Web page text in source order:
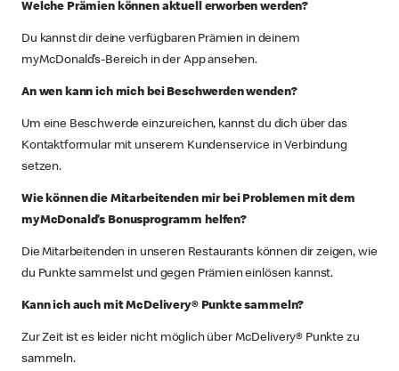
Welche Prämien können aktuell erworben werden?
Du kannst dir deine verfügbaren Prämien in deinem
myMcDonald’s-Bereich in der App ansehen.
An wen kann ich mich bei Beschwerden wenden?
Um eine Beschwerde einzureichen, kannst du dich über das
Kontaktformular mit unserem Kundenservice in Verbindung
setzen.
Wie können die Mitarbeitenden mir bei Problemen mit dem
myMcDonald’s Bonusprogramm helfen?
Die Mitarbeitenden in unseren Restaurants können dir zeigen, wie
du Punkte sammelst und gegen Prämien einlösen kannst.
Kann ich auch mit McDelivery® Punkte sammeln?
Zur Zeit ist es leider nicht möglich über McDelivery® Punkte zu
sammeln.